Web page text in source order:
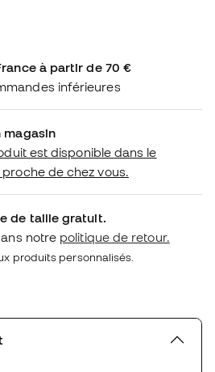
à partir de 70 €
inférieures
magasin
est disponible dans le
de chez vous.
de taille gratuit.
notre politique de retour.
produits personnalisés.